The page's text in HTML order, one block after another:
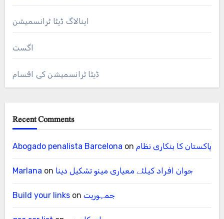
اینالاگ ڈیٹا ٹرانسمیشن
اگست
ڈیٹا ٹرانسمیشن کی اقسام
Recent Comments
Abogado penalista Barcelona on پاکستان کا بنکاری نظام
Marlana on جوان افراد کیلئے معیاری مینو تشکیل دینا
Build your linkson جمہوریت